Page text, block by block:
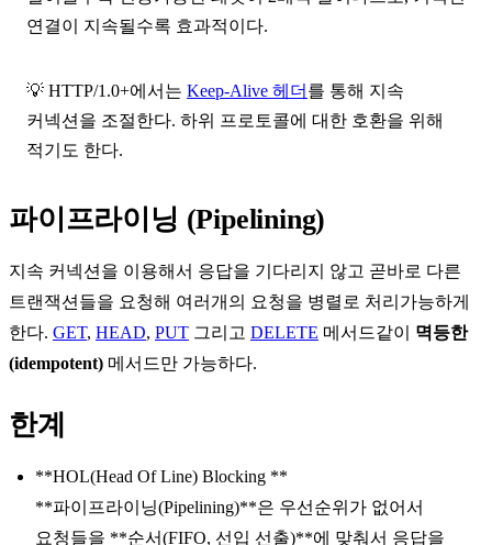
연결이 지속될수록 효과적이다.
💡 HTTP/1.0+에서는 Keep-Alive 헤더 를 통해 지속
커넥션을 조절한다. 하위 프로토콜에 대한 호환을 위해
적기도 한다.
파이프라이닝 (Pipelining)
지속 커넥션 을 이용해서 응답을 기다리지 않고 곧바로 다른
트랜잭션들을 요청해 여러개의 요청을 병렬로 처리가능하게
한다. GET, HEAD, PUT 그리고 DELETE 메서드같이 멱등한
(idempotent) 메서드만 가능하다.
한계
**HOL(Head Of Line) Blocking **
**파이프라이닝(Pipelining)**은 우선순위가 없어서
요청들을 **순서(FIFO, 선입 선출)**에 맞춰서 응답을